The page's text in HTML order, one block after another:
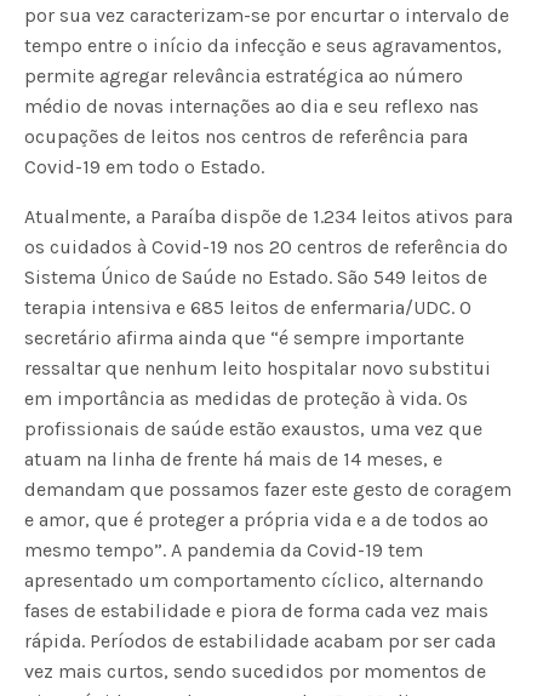
por sua vez caracterizam-se por encurtar o intervalo de
tempo entre o início da infecção e seus agravamentos,
permite agregar relevância estratégica ao número
médio de novas internações ao dia e seu reflexo nas
ocupações de leitos nos centros de referência para
Covid-19 em todo o Estado.
Atualmente, a Paraíba dispõe de 1.234 leitos ativos para
os cuidados à Covid-19 nos 20 centros de referência do
Sistema Único de Saúde no Estado. São 549 leitos de
terapia intensiva e 685 leitos de enfermaria/UDC. O
secretário afirma ainda que “é sempre importante
ressaltar que nenhum leito hospitalar novo substitui
em importância as medidas de proteção à vida. Os
profissionais de saúde estão exaustos, uma vez que
atuam na linha de frente há mais de 14 meses, e
demandam que possamos fazer este gesto de coragem
e amor, que é proteger a própria vida e a de todos ao
mesmo tempo”. A pandemia da Covid-19 tem
apresentado um comportamento cíclico, alternando
fases de estabilidade e piora de forma cada vez mais
rápida. Períodos de estabilidade acabam por ser cada
vez mais curtos, sendo sucedidos por momentos de